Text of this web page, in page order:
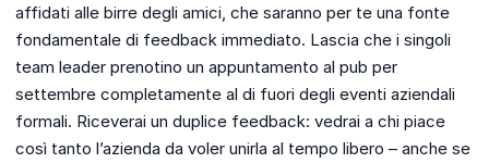
affidati alle birre degli amici, che saranno per te una fonte
fondamentale di feedback immediato. Lascia che i singoli
team leader prenotino un appuntamento al pub per
settembre completamente al di fuori degli eventi aziendali
formali. Riceverai un duplice feedback: vedrai a chi piace
così tanto l’azienda da voler unirla al tempo libero – anche se